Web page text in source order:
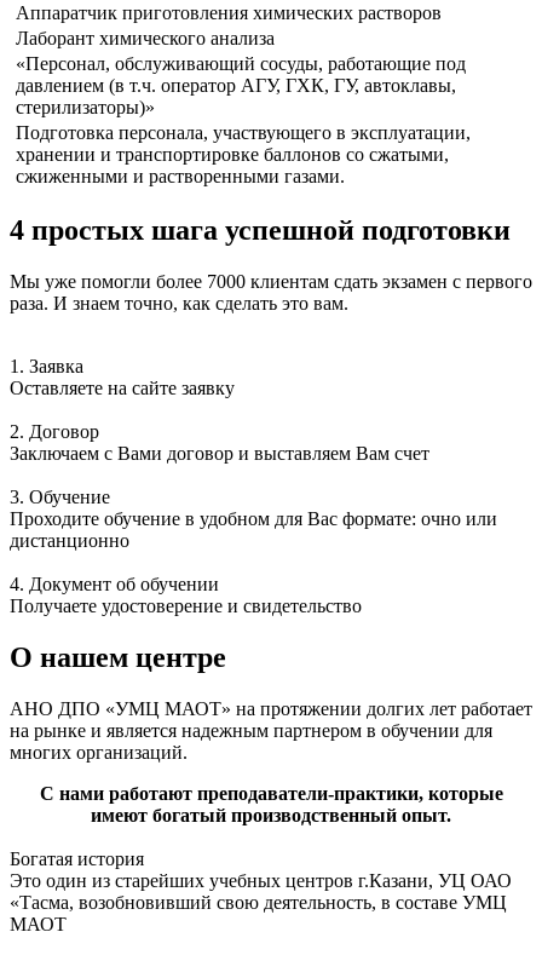
Аппаратчик приготовления химических растворов
Лаборант химического анализа
«Персонал, обслуживающий сосуды, работающие под
давлением (в т.ч. оператор АГУ, ГХК, ГУ, автоклавы,
стерилизаторы)»
Подготовка персонала, участвующего в эксплуатации,
хранении и транспортировке баллонов со сжатыми,
сжиженными и растворенными газами.
4 простых шага успешной подготовки
Мы уже помогли более 7000 клиентам сдать экзамен с первого
раза. И знаем точно, как сделать это вам.
1. Заявка
Оставляете на сайте заявку
2. Договор
Заключаем с Вами договор и выставляем Вам счет
3. Обучение
Проходите обучение в удобном для Вас формате: очно или
дистанционно
4. Документ об обучении
Получаете удостоверение и свидетельство
О нашем центре
АНО ДПО «УМЦ МАОТ» на протяжении долгих лет работает
на рынке и является надежным партнером в обучении для
многих организаций.
С нами работают преподаватели-практики, которые
имеют богатый производственный опыт.
Богатая история
Это один из старейших учебных центров г.Казани, УЦ ОАО
«Тасма, возобновивший свою деятельность, в составе УМЦ
МАОТ